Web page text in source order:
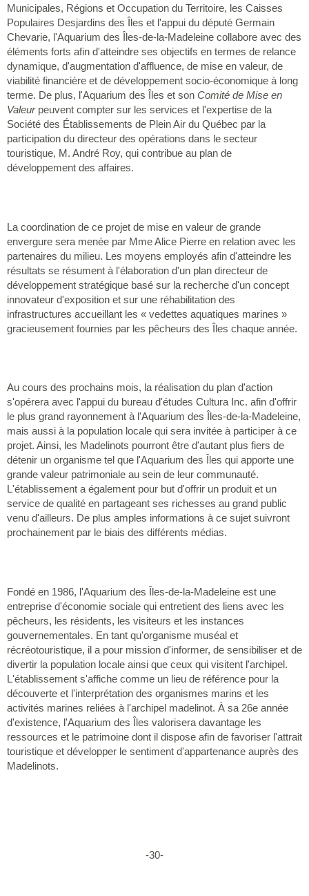
Municipales, Régions et Occupation du Territoire, les Caisses
Populaires Desjardins des Îles et l'appui du député Germain
Chevarie, l'Aquarium des Îles-de-la-Madeleine collabore avec des
éléments forts afin d'atteindre ses objectifs en termes de relance
dynamique, d'augmentation d'affluence, de mise en valeur, de
viabilité financière et de développement socio-économique à long
terme. De plus, l'Aquarium des Îles et son Comité de Mise en
Valeur peuvent compter sur les services et l'expertise de la
Société des Établissements de Plein Air du Québec par la
participation du directeur des opérations dans le secteur
touristique, M. André Roy, qui contribue au plan de
développement des affaires.
La coordination de ce projet de mise en valeur de grande
envergure sera menée par Mme Alice Pierre en relation avec les
partenaires du milieu. Les moyens employés afin d'atteindre les
résultats se résument à l'élaboration d'un plan directeur de
développement stratégique basé sur la recherche d'un concept
innovateur d'exposition et sur une réhabilitation des
infrastructures accueillant les « vedettes aquatiques marines »
gracieusement fournies par les pêcheurs des Îles chaque année.
Au cours des prochains mois, la réalisation du plan d'action
s'opérera avec l'appui du bureau d'études Cultura Inc. afin d'offrir
le plus grand rayonnement à l'Aquarium des Îles-de-la-Madeleine,
mais aussi à la population locale qui sera invitée à participer à ce
projet. Ainsi, les Madelinots pourront être d'autant plus fiers de
détenir un organisme tel que l'Aquarium des Îles qui apporte une
grande valeur patrimoniale au sein de leur communauté.
L'établissement a également pour but d'offrir un produit et un
service de qualité en partageant ses richesses au grand public
venu d'ailleurs. De plus amples informations à ce sujet suivront
prochainement par le biais des différents médias.
Fondé en 1986, l'Aquarium des Îles-de-la-Madeleine est une
entreprise d'économie sociale qui entretient des liens avec les
pêcheurs, les résidents, les visiteurs et les instances
gouvernementales. En tant qu'organisme muséal et
récréotouristique, il a pour mission d'informer, de sensibiliser et de
divertir la population locale ainsi que ceux qui visitent l'archipel.
L'établissement s'affiche comme un lieu de référence pour la
découverte et l'interprétation des organismes marins et les
activités marines reliées à l'archipel madelinot. À sa 26e année
d'existence, l'Aquarium des Îles valorisera davantage les
ressources et le patrimoine dont il dispose afin de favoriser l'attrait
touristique et développer le sentiment d'appartenance auprès des
Madelinots.
-30-